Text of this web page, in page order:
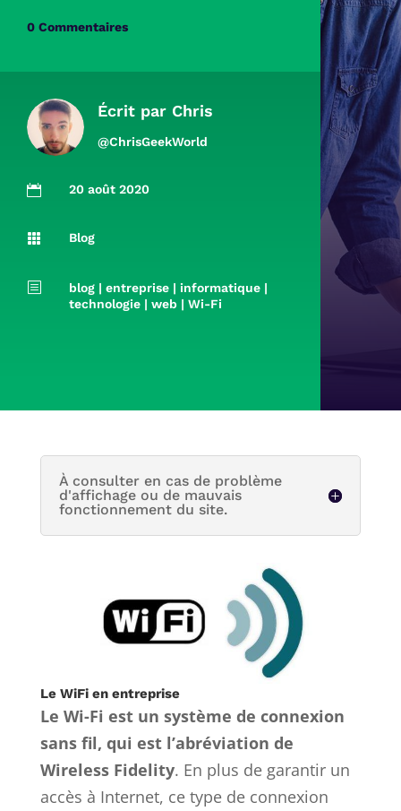
0 Commentaires
Écrit par Chris
@ChrisGeekWorld
 20 août 2020
 Blog
b blog |entreprise |informatique |
technologie |web |Wi-Fi
À consulter en cas de problème
d'affichage ou de mauvais
fonctionnement du site.
Le WiFi en entreprise
Le Wi-Fi est un système de connexion
sans fil, qui est l’abréviation de
Wireless Fidelity. En plus de garantir un
accès à Internet, ce type de connexion